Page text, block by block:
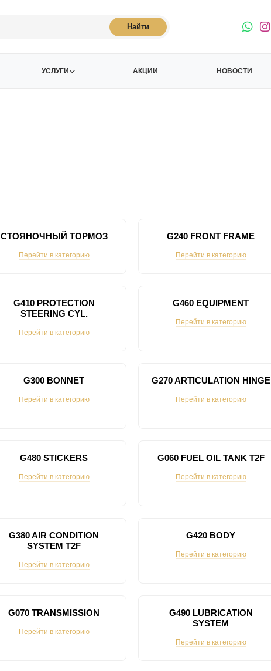
Найти
УСЛУГИ АКЦИИ НОВОСТИ
СТОЯНОЧНЫЙ ТОРМОЗ
Перейти в категорию
G240 FRONT FRAME
Перейти в категорию
G410 PROTECTION
STEERING CYL.
Перейти в категорию
G460 EQUIPMENT
Перейти в категорию
G300 BONNET
Перейти в категорию
G270 ARTICULATION HINGE
Перейти в категорию
G480 STICKERS
Перейти в категорию
G060 FUEL OIL TANK T2F
Перейти в категорию
G380 AIR CONDITION
SYSTEM T2F
Перейти в категорию
G420 BODY
Перейти в категорию
G070 TRANSMISSION
Перейти в категорию
G490 LUBRICATION
SYSTEM
Перейти в категорию